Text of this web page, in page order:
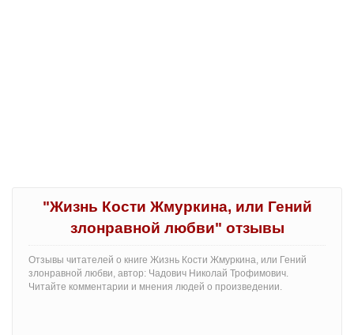
"Жизнь Кости Жмуркина, или Гений
злонравной любви" отзывы
Отзывы читателей о книге Жизнь Кости Жмуркина, или Гений
злонравной любви, автор: Чадович Николай Трофимович.
Читайте комментарии и мнения людей о произведении.